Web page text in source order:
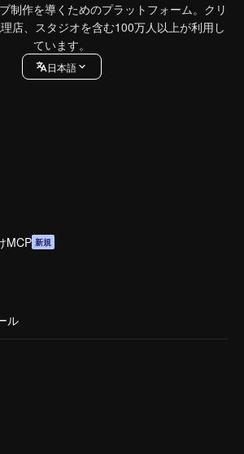
制作を導くためのプラットフォーム。クリ
店、スタジオを含む100万人以上が利用し
ています。
日本語
MCP 新規
ル